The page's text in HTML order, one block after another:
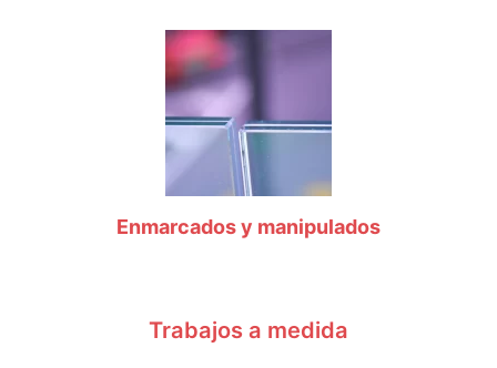
Enmarcados y manipulados
Trabajos a medida